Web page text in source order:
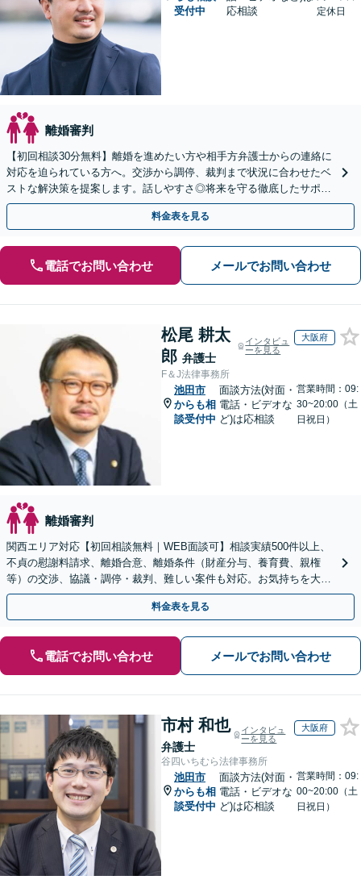
受付中
応相談
定休日
離婚審判
【初回相談30分無料】離婚を進めたい方や相手方弁護士からの連絡に
対応を迫られている方へ。交渉から調停、裁判まで状況に合わせたベ
ストな解決策を提案します。話しやすさ◎将来を守る徹底したサポー
トをいたします【滋賀県・大阪府・京都府対応】
料金表を見る
電話でお問い合わせ メールでお問い合わせ
松尾 耕太
郎 弁護士
インタビュ
ーを見る
大阪府
F＆J法律事務所
池田市
からも相
談受付中
面談方法(対面・
電話・ビデオな
ど)は応相談
営業時間：09:
30~20:00（土
日祝日）
離婚審判
関西エリア対応【初回相談無料｜WEB面談可】相談実績500件以上、
不貞の慰謝料請求、離婚合意、離婚条件（財産分与、養育費、親権
等）の交渉、協議・調停・裁判、難しい案件も対応。お気持ちを大切
に、最良の解決へ【弁護士歴15年以上｜子連れ相談可】
料金表を見る
電話でお問い合わせ メールでお問い合わせ
市村 和也
弁護士
インタビュ
ーを見る
大阪府
谷四いちむら法律事務所
池田市
からも相
談受付中
面談方法(対面・
電話・ビデオな
ど)は応相談
営業時間：09:
00~20:00（土
日祝日）